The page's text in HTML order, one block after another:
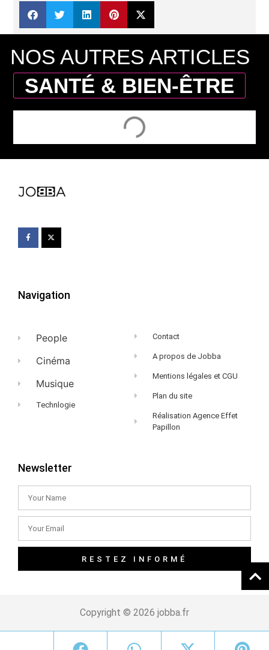
NOS AUTRES ARTICLES
SANTÉ & BIEN-ÊTRE
Navigation
People
Cinéma
Musique
Technlogie
Contact
A propos de Jobba
Mentions légales et CGU
Plan du site
Réalisation Agence Effet
Papillon
Newsletter
RESTEZ INFORMÉ
Copyright © 2026 jobba.fr